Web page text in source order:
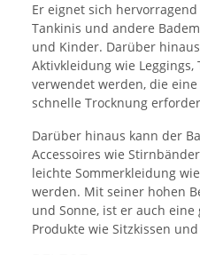
Er eignet sich
Tankinis und andere
und Kinder. Darüber
Aktivkleidung wie Leggings,
verwendet werden, die
schnelle Trocknung
Darüber hinaus kann der
Accessoires wie
leichte Sommerkleidung
werden. Mit seiner hohen
und Sonne, ist er auch
Produkte wie Sitzkissen